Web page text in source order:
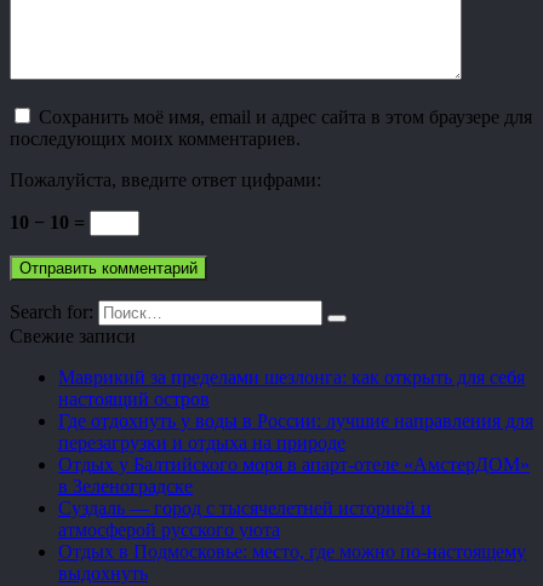
Сохранить моё имя, email и адрес сайта в этом браузере для
последующих моих комментариев.
Пожалуйста, введите ответ цифрами:
10 − 10 =
Search for:
Свежие записи
Маврикий за пределами шезлонга: как открыть для себя
настоящий остров
Где отдохнуть у воды в России: лучшие направления для
перезагрузки и отдыха на природе
Отдых у Балтийского моря в апарт-отеле «АмстерДОМ»
в Зеленоградске
Суздаль — город с тысячелетней историей и
атмосферой русского уюта
Отдых в Подмосковье: место, где можно по-настоящему
выдохнуть